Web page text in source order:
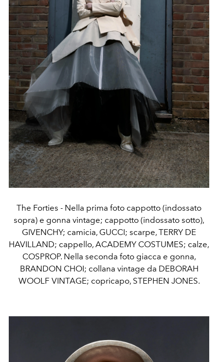
The Forties - Nella prima foto cappotto (indossato
sopra) e gonna vintage; cappotto (indossato sotto),
GIVENCHY; camicia, GUCCI; scarpe, TERRY DE
HAVILLAND; cappello, ACADEMY COSTUMES; calze,
COSPROP. Nella seconda foto giacca e gonna,
BRANDON CHOI; collana vintage da DEBORAH
WOOLF VINTAGE; copricapo, STEPHEN JONES.